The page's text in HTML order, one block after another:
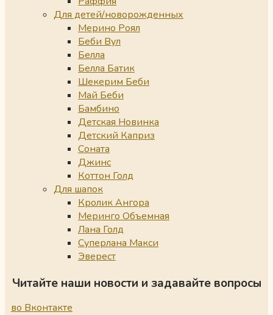
Для детей/новорожденных
Мерино Роял
Беби Вул
Белла
Белла Батик
Шекерим Беби
Май Беби
Бамбино
Детская Новинка
Детский Каприз
Соната
Джинс
Коттон Голд
Для шапок
Кролик Ангора
Меринго Объемная
Лана Голд
Суперлана Макси
Эверест
Читайте наши новости и задавайте вопросы
во Вконтакте